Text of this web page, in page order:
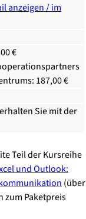
anzeigen / im
€
187,00 €
Sie mit der
Teil der Kursreihe
und Outlook:
(über
zum Paketpreis